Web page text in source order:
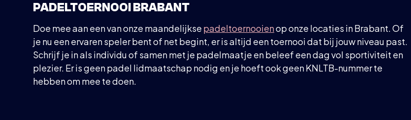
PADELTOERNOOI BRABANT
Doe mee aan een van onze maandelijkse padeltoernooienop onze locaties in Brabant. Of
je nu een ervaren speler bent of net begint, er is altijd een toernooi dat bij jouw niveau past.
Schrijf je in als individu of samen met je padelmaatje en beleef een dag vol sportiviteit en
plezier. Er is geen padel lidmaatschap nodig en je hoeft ook geen KNLTB-nummer te
hebben om mee te doen.